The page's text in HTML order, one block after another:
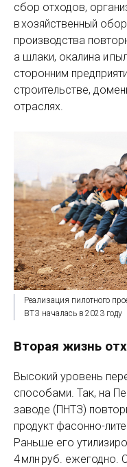
сбор отходов,
в хозяйственный
производства
а шлаки, окалина и
сторонним
строительстве,
отраслях.
Реализация пилотного
ВТЗ началась в 2023 году
Вторая жизнь
Высокий уровень
способами. Так, на
заводе (ПНТЗ)
продукт фасонно-
Раньше его
4 млн руб. ежегодно.